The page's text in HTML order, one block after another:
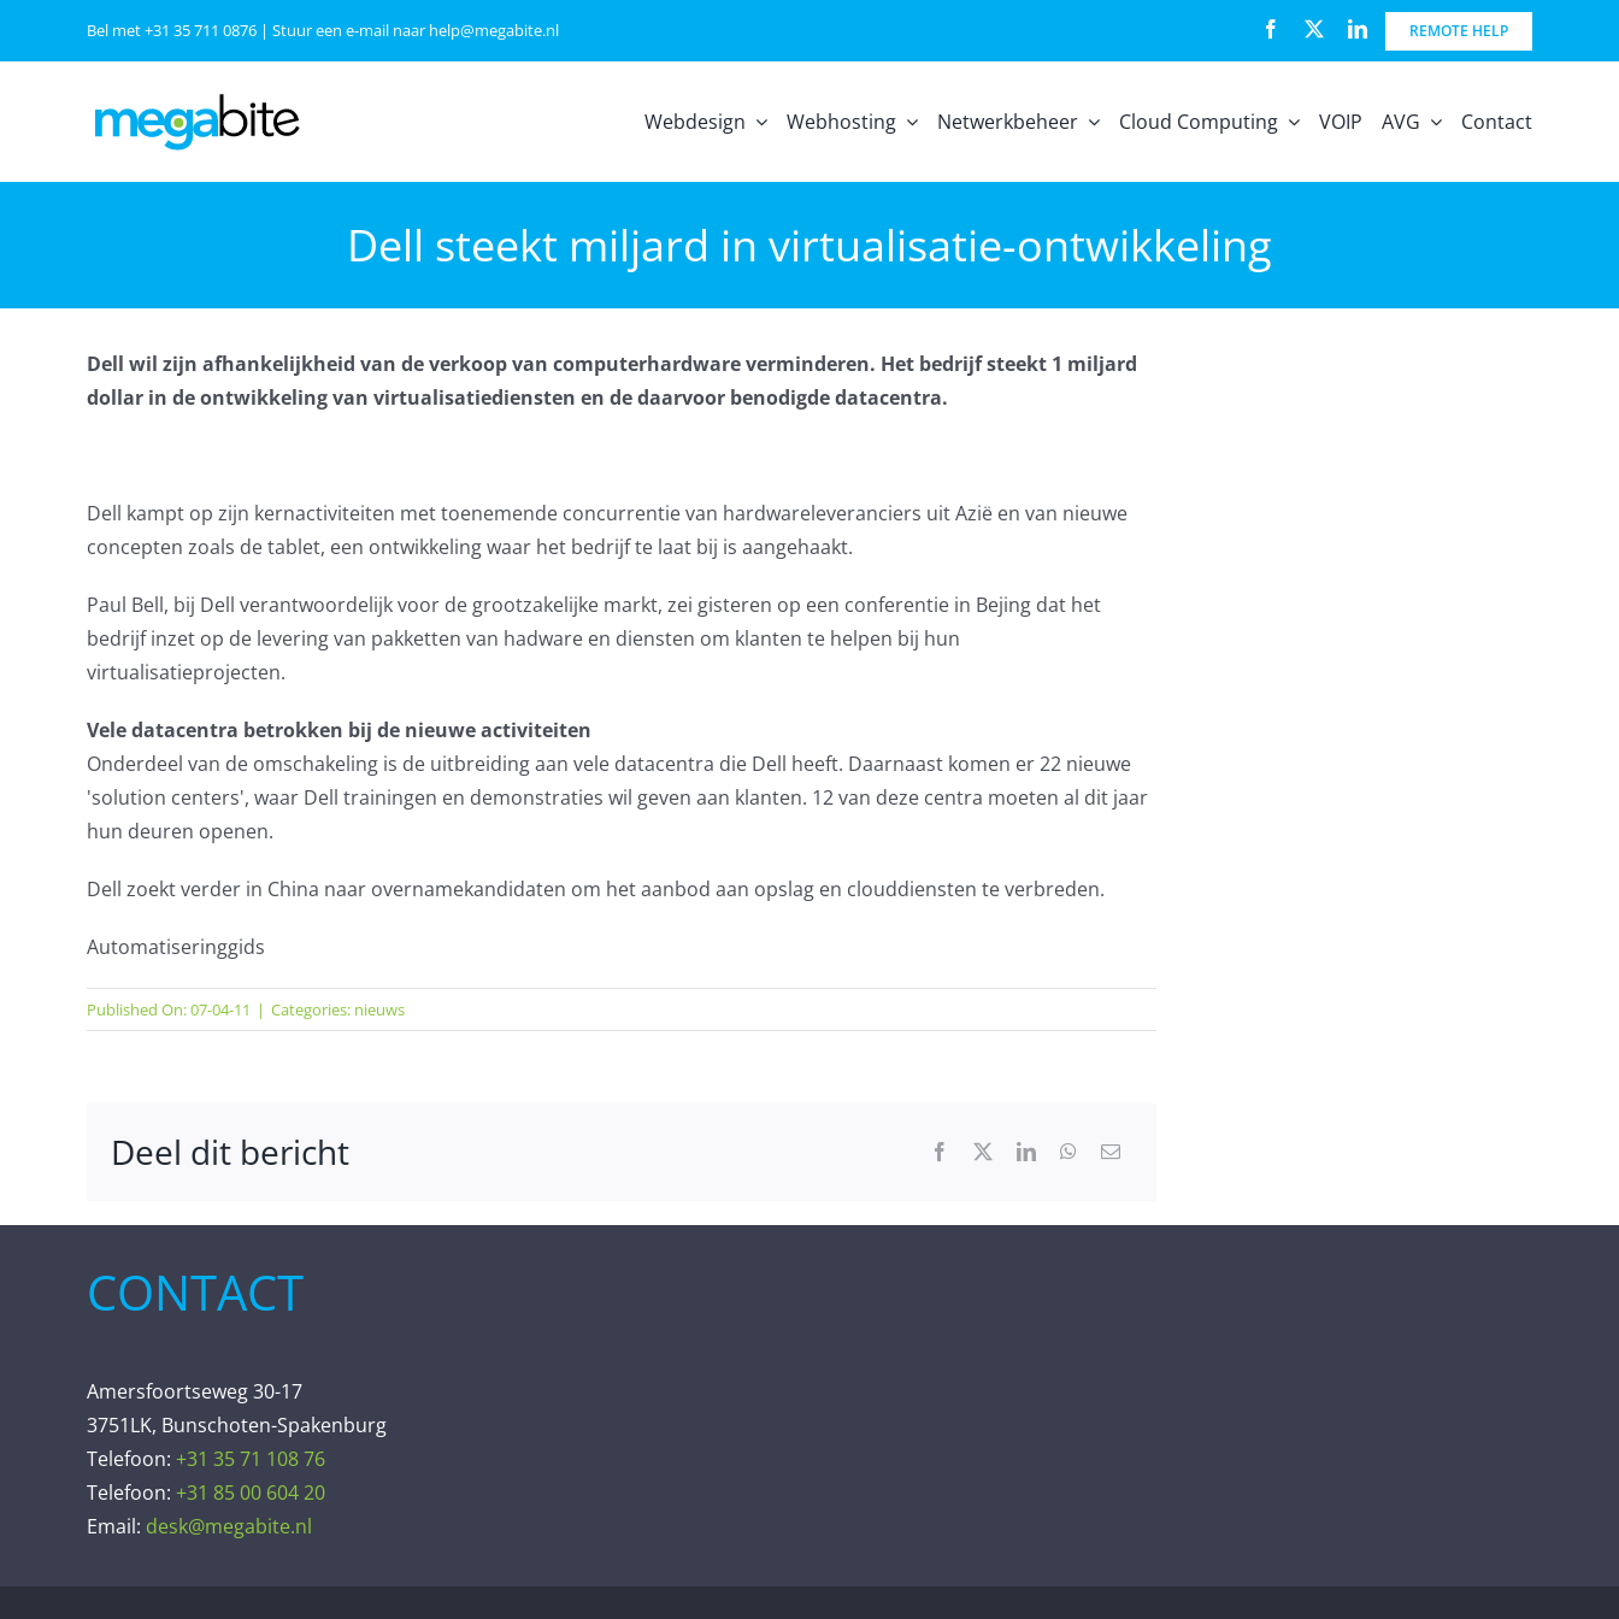
Bel met+31 35 711 0876| Stuur een e-mail naar help@megabite.nl REMOTE HELP
Webdesign Webhosting Netwerkbeheer Cloud Computing VOIP AVG Contact
Dell steekt miljard in virtualisatie-ontwikkeling
Dell wil zijn afhankelijkheid van de verkoop van computerhardware verminderen. Het bedrijf steekt 1 miljard
dollar in de ontwikkeling van virtualisatiediensten en de daarvoor benodigde datacentra.
Dell kampt op zijn kernactiviteiten met toenemende concurrentie van hardwareleveranciers uit Azië en van nieuwe
concepten zoals de tablet, een ontwikkeling waar het bedrijf te laat bij is aangehaakt.
Paul Bell, bij Dell verantwoordelijk voor de grootzakelijke markt, zei gisteren op een conferentie in Bejing dat het
bedrijf inzet op de levering van pakketten van hadware en diensten om klanten te helpen bij hun
virtualisatieprojecten.
Vele datacentra betrokken bij de nieuwe activiteiten
Onderdeel van de omschakeling is de uitbreiding aan vele datacentra die Dell heeft. Daarnaast komen er 22 nieuwe
'solution centers', waar Dell trainingen en demonstraties wil geven aan klanten. 12 van deze centra moeten al dit jaar
hun deuren openen.
Dell zoekt verder in China naar overnamekandidaten om het aanbod aan opslag en clouddiensten te verbreden.
Automatiseringgids
Published On: 07-04-11 | Categories: nieuws
Deel dit bericht
CONTACT
Amersfoortseweg 30-17
3751LK, Bunschoten-Spakenburg
Telefoon: +31 35 71 108 76
Telefoon: +31 85 00 604 20
Email: desk@megabite.nl